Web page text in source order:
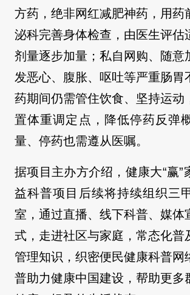
方药，绝非网红减肥神药，用药
泌科完善身体检查，由医生评估
剂量逐步加量；私自网购、随意
发恶心、腹胀、呕吐等严重肠胃
药期间仍需管住饮食、坚持运动
置体重调定点，降低停药反弹
量、停药也需遵从医嘱。
据项目主办方介绍，健康大“赢”
益科普项目后续将持续组织三
室，通过直播、线下科普、媒体
式，走进社区与家庭，常态化普
管理知识，织密便民健康科普网
普助力健康中国建设，帮助更多